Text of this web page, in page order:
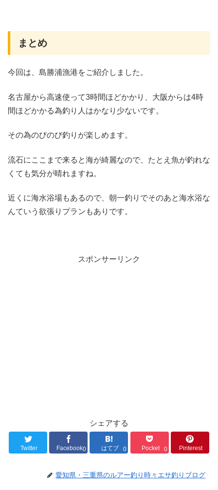
まとめ
今回は、島勝浦漁港をご紹介しました。
名古屋から高速使って3時間ほどかかり、大阪からは4時
間ほどかかる為釣り人はかなり少ないです。
その為のびのび釣りが楽しめます。
流石にここまで来ると海が綺麗なので、たとえ魚が釣れな
くても気分が晴れますね。
近くに海水浴場もあるので、朝一釣りでそのあと海水浴な
んていう欲張りプランもありです。
スポンサーリンク
シェアする
Twitter Facebook0 はてブ 0 Pocket 0 Pinterest
愛知県・三重県のルアー釣り時々エサ釣りブログ